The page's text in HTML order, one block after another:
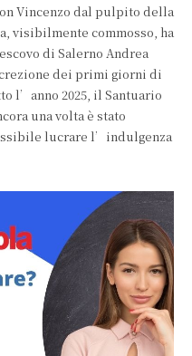
Vincenzo dal pulpito della
visibilmente commosso, ha
di Salerno Andrea
dei primi giorni di
l’anno 2025, il Santuario
una volta è stato
lucrare l’indulgenza